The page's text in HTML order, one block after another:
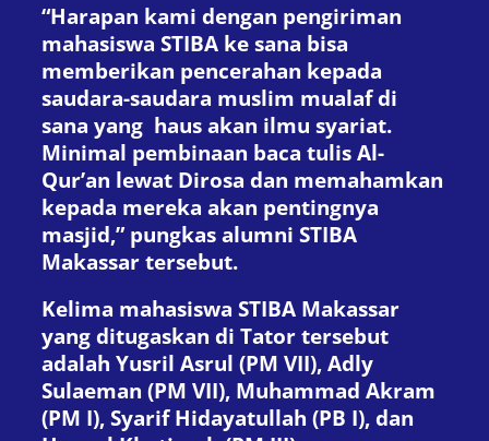
“Harapan kami dengan pengiriman
mahasiswa STIBA ke sana bisa
memberikan pencerahan kepada
saudara-saudara muslim mualaf di
sana yang haus akan ilmu syariat.
Minimal pembinaan baca tulis Al-
Qur’an lewat Dirosa dan memahamkan
kepada mereka akan pentingnya
masjid,” pungkas alumni STIBA
Makassar tersebut.
Kelima mahasiswa STIBA Makassar
yang ditugaskan di Tator tersebut
adalah Yusril Asrul (PM VII), Adly
Sulaeman (PM VII), Muhammad Akram
(PM I), Syarif Hidayatullah (PB I), dan